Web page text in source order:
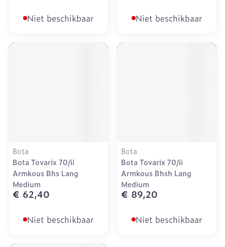
Niet beschikbaar Niet beschikbaar
Bota
Bota Tovarix 70/ii
Armkous Bhs Lang
Medium
€ 62,40
Niet beschikbaar
Bota
Bota Tovarix 70/ii
Armkous Bhsh Lang
Medium
€ 89,20
Niet beschikbaar